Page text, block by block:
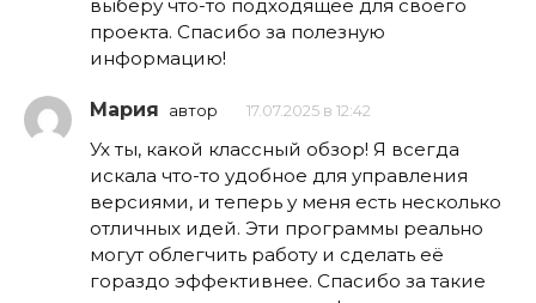
выберу что-то подходящее для своего
проекта. Спасибо за полезную
информацию!
Мария автор 17.07.2025 в 12:42
Ух ты, какой классный обзор! Я всегда
искала что-то удобное для управления
версиями, и теперь у меня есть несколько
отличных идей. Эти программы реально
могут облегчить работу и сделать её
гораздо эффективнее. Спасибо за такие